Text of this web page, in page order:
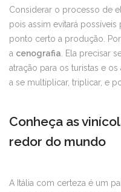
Considerar o processo de
pois assim evitará
ponto certo a produção.
a cenografia . Ela precisar
atração para os turistas e
a se multiplicar, triplicar, e
Conheça as
redor do mundo
A Itália com certeza é um